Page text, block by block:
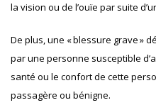
la vision ou de l’ouïe par suite
De plus, une « blessure grave »
par une personne susceptible
santé ou le confort de cette
passagère ou bénigne.